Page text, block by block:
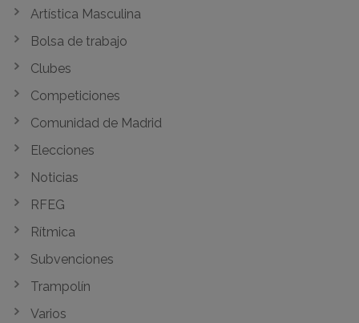
Artística Masculina
Bolsa de trabajo
Clubes
Competiciones
Comunidad de Madrid
Elecciones
Noticias
RFEG
Rítmica
Subvenciones
Trampolín
Varios